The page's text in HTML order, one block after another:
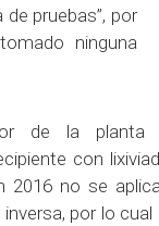
pruebas”, por
ninguna